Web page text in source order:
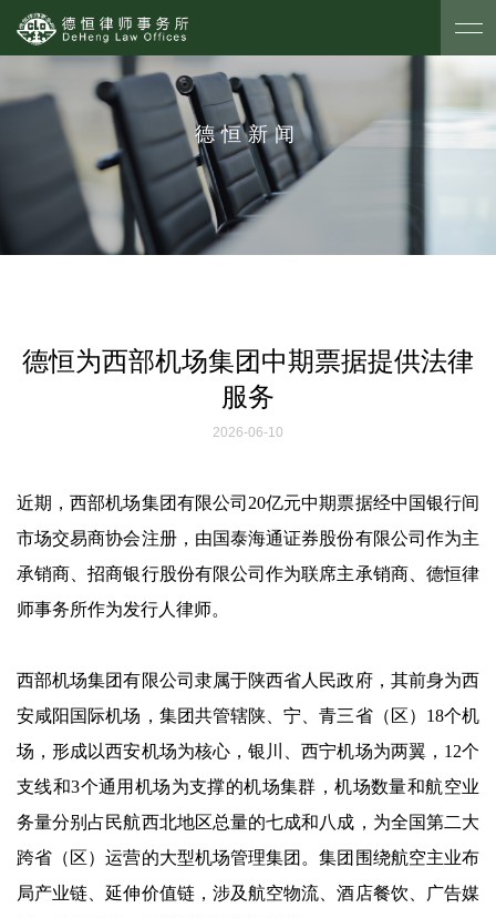
德恒新闻
德恒为西部机场集团中期票据提供法律
服务
2026-06-10
近期，西部机场集团有限公司20亿元中期票据经中国银行间
市场交易商协会注册，由国泰海通证券股份有限公司作为主
承销商、招商银行股份有限公司作为联席主承销商、德恒律
师事务所作为发行人律师。
西部机场集团有限公司隶属于陕西省人民政府，其前身为西
安咸阳国际机场，集团共管辖陕、宁、青三省（区）18个机
场，形成以西安机场为核心，银川、西宁机场为两翼，12个
支线和3个通用机场为支撑的机场集群，机场数量和航空业
务量分别占民航西北地区总量的七成和八成，为全国第二大
跨省（区）运营的大型机场管理集团。集团围绕航空主业布
局产业链、延伸价值链，涉及航空物流、酒店餐饮、广告媒